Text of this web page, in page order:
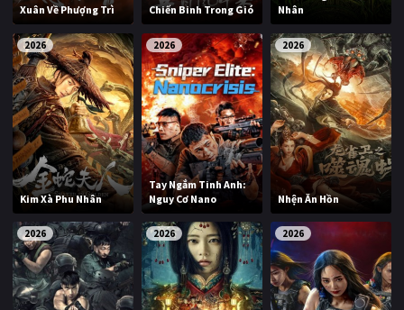
Xuân Về Phượng Trì Chiến Binh Trong Gió
Nhân
2026
Kim Xà Phu Nhân
2026
Tay Ngắm Tinh Anh:
Nguy Cơ Nano
2026
Nhện Ăn Hồn
2026 2026 2026